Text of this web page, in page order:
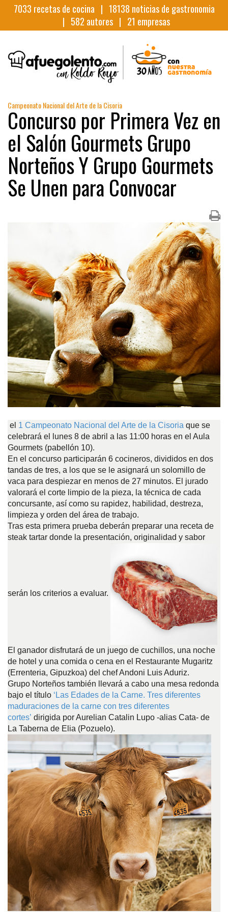
7033 recetas de cocina | 18138 noticias de gastronomia
| 582 autores | 21 empresas
Campeonato Nacional del Arte de la Cisoria
Concurso por Primera Vez en
el Salón Gourmets Grupo
Norteños Y Grupo Gourmets
Se Unen para Convocar
el 1 Campeonato Nacional del Arte de la Cisoria que se
celebrará el lunes 8 de abril a las 11:00 horas en el Aula
Gourmets (pabellón 10).
En el concurso participarán 6 cocineros, divididos en dos
tandas de tres, a los que se le asignará un solomillo de
vaca para despiezar en menos de 27 minutos. El jurado
valorará el corte limpio de la pieza, la técnica de cada
concursante, así como su rapidez, habilidad, destreza,
limpieza y orden del área de trabajo.
Tras esta primera prueba deberán preparar una receta de
steak tartar donde la presentación, originalidad y sabor
serán los criterios a evaluar.
El ganador disfrutará de un juego de cuchillos, una noche
de hotel y una comida o cena en el Restaurante Mugaritz
(Errenteria, Gipuzkoa) del chef Andoni Luis Aduriz.
Grupo Norteños también llevará a cabo una mesa redonda
bajo el título ‘Las Edades de la Carne. Tres diferentes
maduraciones de la carne con tres diferentes
cortes’ dirigida por Aurelian Catalin Lupo -alias Cata- de
La Taberna de Elia (Pozuelo).